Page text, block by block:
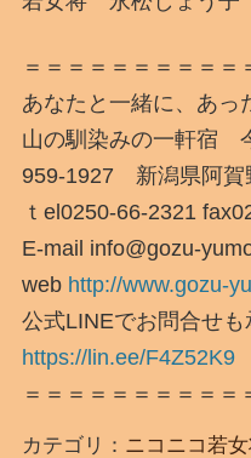
＝＝＝＝＝＝＝＝＝＝
あなたと一緒に、あっ
山の馴染みの一軒宿
959-1927 新潟県阿賀
ｔel0250-66-2321
E-mail info@gozu-
web http://www.gozu-
公式LINEでお問合せも
https://lin.ee/F4Z52K9
＝＝＝＝＝＝＝＝＝＝
カテゴリ： ニコニコ若